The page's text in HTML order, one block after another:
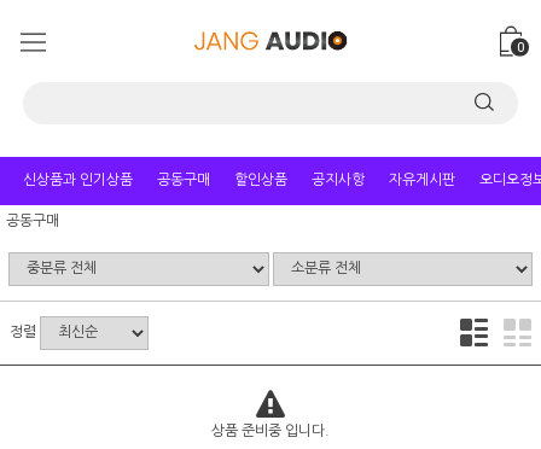
0
신상품과 인기상품 공동구매 할인상품 공지사항 자유게시판 오디오정
공동구매
정렬
상품 준비중 입니다.